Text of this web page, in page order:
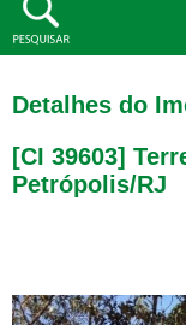
Detalhes do
[CI 39603]
Petrópolis/RJ